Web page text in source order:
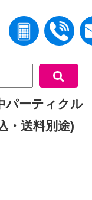
パーティクル
・送料別途)